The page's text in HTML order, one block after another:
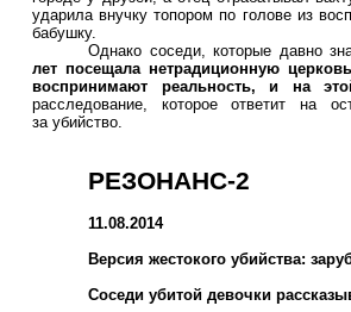
ударила внучку топором по голове из
бабушку.
Однако соседи, которые давно
лет посещала нетрадиционную
воспринимают реальность, и на
расследование, которое ответит на
за убийство.
РЕЗОНАНС-2
11.08.2014
Версия жестокого убийства:
Соседи убитой девочки